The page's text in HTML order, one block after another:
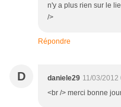
n'y a plus rien sur le
/>
Répondre
D daniele29 11/03/2012
<br /> merci bonne